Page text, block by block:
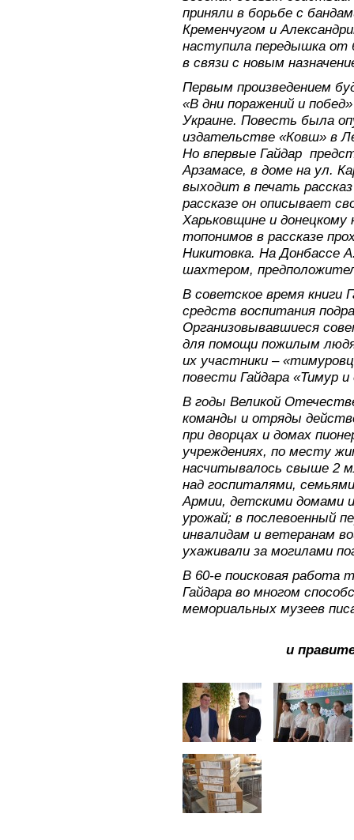
приняли в борьбе с
Кременчугом и
наступила передышка от
в связи с новым
Первым произведением
«В дни поражений и
Украине. Повесть была
издательстве «Ковш» в
Но впервые Гайдар
Арзамасе, в доме на ул.
выходит в печать
рассказе он описывает
Харьковщине и донецкому
топонимов в рассказе
Никитовка. На Донбассе
шахтером,
В советское время книги
средств воспитания
Организовывавшиеся
для помощи пожилым
их участники –
повести Гайдара «Тимур и
В годы Великой
команды и отряды
при дворцах и домах
учреждениях, по месту
насчитывалось свыше 2
над госпиталями,
Армии, детскими домами
урожай; в послевоенный
инвалидам и ветеранам
ухаживали за могилами
В 60-е поисковая работа
Гайдара во многом
мемориальных музеев
и